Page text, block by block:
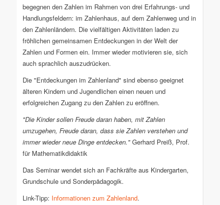
begegnen den Zahlen im Rahmen von drei Erfahrungs- und
Handlungsfeldern: im Zahlenhaus, auf dem Zahlenweg und in
den Zahlenländern. Die vielfältigen Aktivitäten laden zu
fröhlichen gemeinsamen Entdeckungen in der Welt der
Zahlen und Formen ein. Immer wieder motivieren sie, sich
auch sprachlich auszudrücken.
Die "Entdeckungen im Zahlenland" sind ebenso geeignet
älteren Kindern und Jugendlichen einen neuen und
erfolgreichen Zugang zu den Zahlen zu eröffnen.
"Die Kinder sollen Freude daran haben, mit Zahlen
umzugehen, Freude daran, dass sie Zahlen verstehen und
immer wieder neue Dinge entdecken."Gerhard Preiß, Prof.
für Mathematikdidaktik
Das Seminar wendet sich an Fachkräfte aus Kindergarten,
Grundschule und Sonderpädagogik.
Link-Tipp: Informationen zum Zahlenland.